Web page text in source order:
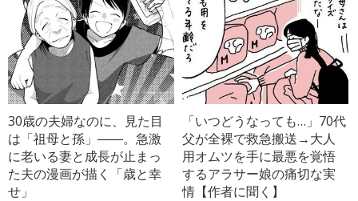
30歳の夫婦なのに、見た目
は「祖母と孫」――。急激
に老いる妻と成長が止まっ
た夫の漫画が描く「歳と幸
せ」
「いつどうなっても…」70代
父が全裸で救急搬送→大人
用オムツを手に最悪を覚悟
するアラサー娘の痛切な実
情【作者に聞く】